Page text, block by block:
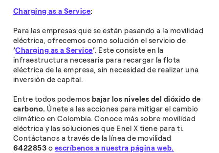
Charging as a Service:
Para las empresas que se están pasando a la movilidad
eléctrica, ofrecemos como solución el servicio de
‘Charging as a Service’. Este consiste en la
infraestructura necesaria para recargar la flota
eléctrica de la empresa, sin necesidad de realizar una
inversión de capital.
Entre todos podemos bajar los niveles del dióxido de
carbono. Únete a las acciones para mitigar el cambio
climático en Colombia. Conoce más sobre movilidad
eléctrica y las soluciones que Enel X tiene para ti.
Contáctanos a través de la línea de movilidad
6422853 o escríbenos a nuestra página web.